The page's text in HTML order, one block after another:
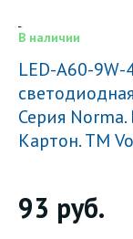
В наличии
LED-A60-9W-4000K-E27-FR-NR Лампа
Серия
Картон. ТМ
93 руб.